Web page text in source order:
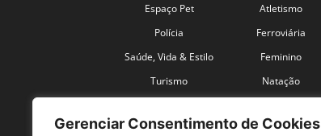
Gerenciar Consentimento de Cookies
Espaço Pet
Polícia
Saúde, Vida & Estilo
Turismo
Atletismo
Ferroviária
Feminino
Natação